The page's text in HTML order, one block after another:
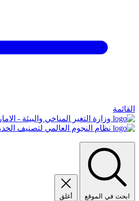
القائمة
وزارة التغير المناخي والبيئة -
نظام النجوم العالمي لتصنيف
ابحث في الموقع أغلق